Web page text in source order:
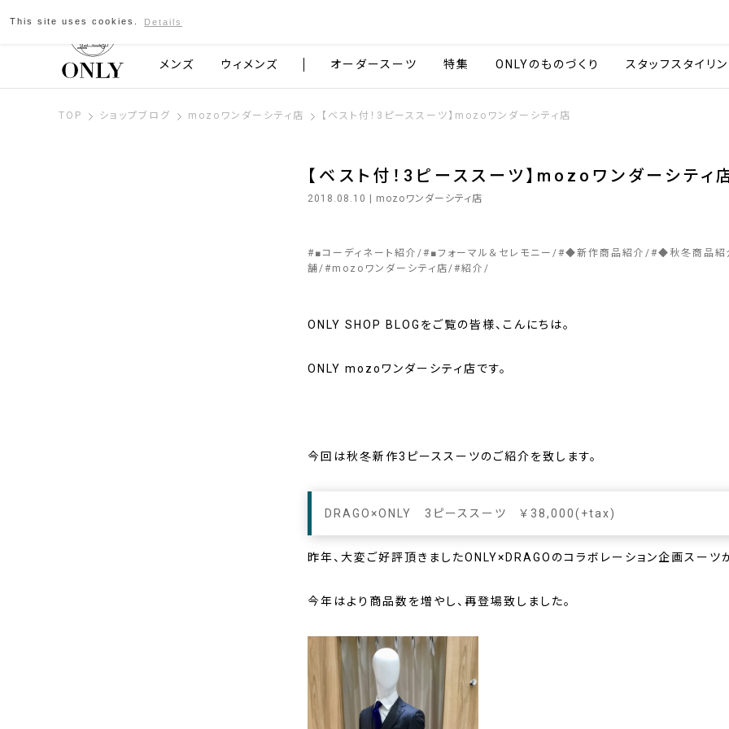
京都発のスーツブランド ONLY
メンズ ウィメンズ オーダースーツ 特集 ONLYのものづくり スタッフスタイリ
TOP ショップブログ mozoワンダーシティ店 【ベスト付！3ピーススーツ】mozoワンダーシティ店
【ベスト付！3ピーススーツ】mozoワンダーシティ
2018.08.10 | mozoワンダーシティ店
#■コーディネート紹介 #■フォーマル＆セレモニー #◆新作商品紹介 #◆秋冬商品紹
舗
#mozoワンダーシティ店 #紹介
ONLY SHOP BLOGをご覧の皆様、こんにちは。
ONLY mozoワンダーシティ店です。
今回は秋冬新作3ピーススーツのご紹介を致します。
DRAGO×ONLY 3ピーススーツ ￥38,000(+tax)
昨年、大変ご好評頂きましたONLY×DRAGO のコラボレーション企画スーツ
今年はより商品数を増やし、再登場致しました。
This site uses cookies. Details